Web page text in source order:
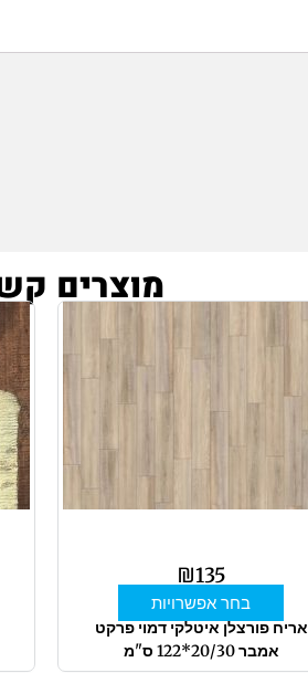
מוצרים
₪135
בחר אפשרויות
למוצר
יש
מספר
המוצר
אריח פורצלן איטלקי דמוי פרקט
אמבר 20/30*122 ס"מ